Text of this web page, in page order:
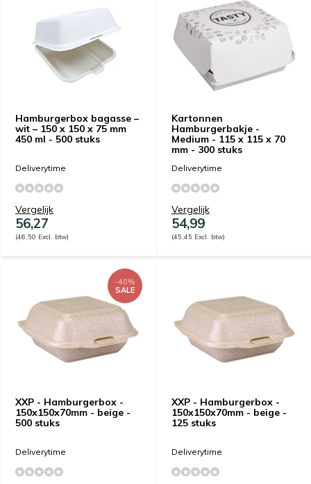
Hamburgerbox bagasse –
wit – 150 x 150 x 75 mm
450 ml - 500 stuks
Deliverytime
Vergelijk
56,27
(46,50 Excl. btw)
Kartonnen
Hamburgerbakje -
Medium - 115 x 115 x 70
mm - 300 stuks
Deliverytime
Vergelijk
54,99
(45,45 Excl. btw)
XXP - Hamburgerbox -
150x150x70mm - beige -
500 stuks
-40%
SALE
Deliverytime
XXP - Hamburgerbox -
150x150x70mm - beige -
125 stuks
Deliverytime